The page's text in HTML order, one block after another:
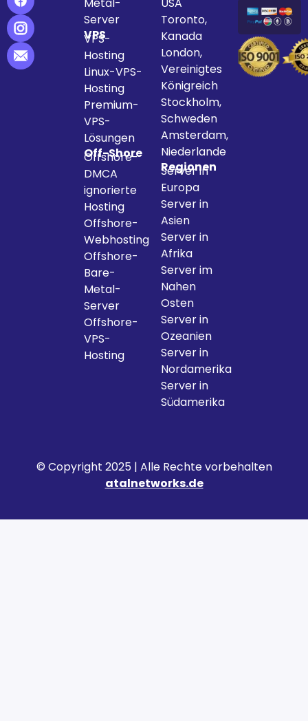
Metal-
Server
VPS
VPS-
Hosting
Linux-VPS-
Hosting
Premium-
VPS-
Lösungen
Off-Shore
Offshore-
DMCA
ignorierte
Hosting
Offshore-
Webhosting
Offshore-
Bare-
Metal-
Server
Offshore-
VPS-
Hosting
USA
Toronto,
Kanada
London,
Vereinigtes
Königreich
Stockholm,
Schweden
Amsterdam,
Niederlande
Regionen
Server in
Europa
Server in
Asien
Server in
Afrika
Server im
Nahen
Osten
Server in
Ozeanien
Server in
Nordamerika
Server in
Südamerika
© Copyright 2025 | Alle Rechte vorbehalten
atalnetworks.de